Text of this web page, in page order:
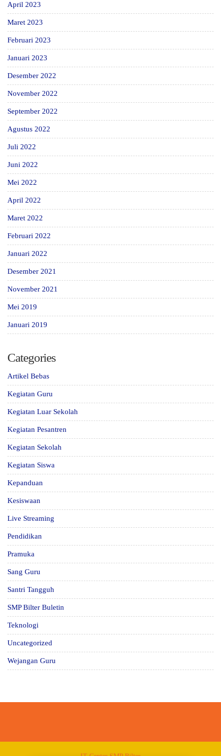
April 2023
Maret 2023
Februari 2023
Januari 2023
Desember 2022
November 2022
September 2022
Agustus 2022
Juli 2022
Juni 2022
Mei 2022
April 2022
Maret 2022
Februari 2022
Januari 2022
Desember 2021
November 2021
Mei 2019
Januari 2019
Categories
Artikel Bebas
Kegiatan Guru
Kegiatan Luar Sekolah
Kegiatan Pesantren
Kegiatan Sekolah
Kegiatan Siswa
Kepanduan
Kesiswaan
Live Streaming
Pendidikan
Pramuka
Sang Guru
Santri Tangguh
SMP Bilter Buletin
Teknologi
Uncategorized
Wejangan Guru